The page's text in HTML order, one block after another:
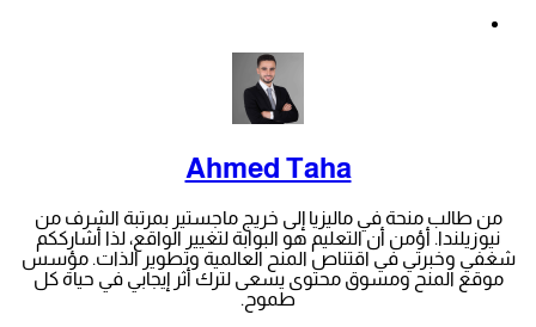
Ahmed Taha
من طالب منحة في ماليزيا إلى خريج ماجستير بمرتبة الشرف من
نيوزيلندا. أؤمن أن التعليم هو البوابة لتغيير الواقع، لذا أشارككم
شغفي وخبرتي في اقتناص المنح العالمية وتطوير الذات. مؤسس
موقع المنح ومسوق محتوى يسعى لترك أثر إيجابي في حياة كل
طموح.